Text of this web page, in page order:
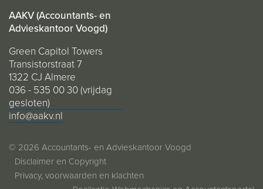
AAKV (Accountants- en
Advieskantoor Voogd)
Green Capitol Towers
Transistorstraat 7
1322 CJ Almere
036 - 535 00 30 (vrijdag
gesloten)
info@aakv.nl
© 2026 Accountants- en Advieskantoor Voogd
Disclaimer en Copyright
Privacy, voorwaarden en klachten